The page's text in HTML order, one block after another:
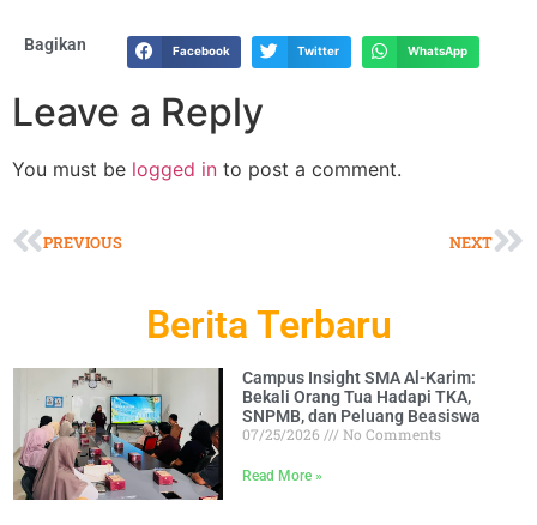
Bagikan Facebook Twitter WhatsApp
Leave a Reply
You must be logged in to post a comment.
PREVIOUS NEXT
Berita Terbaru
Campus Insight SMA Al-Karim:
Bekali Orang Tua Hadapi TKA,
SNPMB, dan Peluang Beasiswa
07/25/2026
No Comments
Read More »